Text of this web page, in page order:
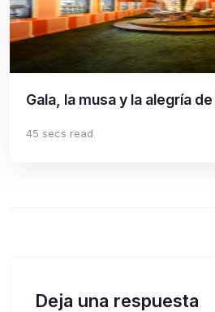
Gala, la musa y la alegría
45 secs read
Deja una respuesta